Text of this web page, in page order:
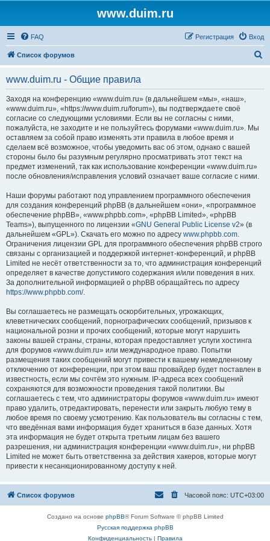
www.duim.ru
FAQ Вход
Регистрация
Список форумов
www.duim.ru - Общие правила
Заходя на конференцию «www.duim.ru» (в дальнейшем «мы», «наш»,
«www.duim.ru», «https://www.duim.ru/forum»), вы подтверждаете своё
согласие со следующими условиями. Если вы не согласны с ними,
пожалуйста, не заходите и не пользуйтесь форумами «www.duim.ru». Мы
оставляем за собой право изменять эти правила в любое время и
сделаем всё возможное, чтобы уведомить вас об этом, однако с вашей
стороны было бы разумным регулярно просматривать этот текст на
предмет изменений, так как использование конференции «www.duim.ru»
после обновления/исправления условий означает ваше согласие с ними.
Наши форумы работают под управлением программного обеспечения
для создания конференций phpBB (в дальнейшем «они», «программное
обеспечение phpBB», «www.phpbb.com», «phpBB Limited», «phpBB
Teams»), выпущенного по лицензии «GNU General Public License v2» (в
дальнейшем «GPL»). Скачать его можно по адресу www.phpbb.com.
Ограничения лицензии GPL для программного обеспечения phpBB строго
связаны с организацией и поддержкой интернет-конференций, и phpBB
Limited не несёт ответственности за то, что администрация конференций
определяет в качестве допустимого содержания и/или поведения в них.
За дополнительной информацией о phpBB обращайтесь по адресу
https://www.phpbb.com/.
Вы соглашаетесь не размещать оскорбительных, угрожающих,
клеветнических сообщений, порнографических сообщений, призывов к
национальной розни и прочих сообщений, которые могут нарушить
законы вашей страны, страны, которая предоставляет услуги хостинга
для форумов «www.duim.ru» или международное право. Попытки
размещения таких сообщений могут привести к вашему немедленному
отключению от конференции, при этом ваш провайдер будет поставлен в
известность, если мы сочтём это нужным. IP-адреса всех сообщений
сохраняются для возможности проведения такой политики. Вы
соглашаетесь с тем, что администраторы форумов «www.duim.ru» имеют
право удалить, отредактировать, перенести или закрыть любую тему в
любое время по своему усмотрению. Как пользователь вы согласны с тем,
что введённая вами информация будет храниться в базе данных. Хотя
эта информация не будет открыта третьим лицам без вашего
разрешения, ни администрация конференции «www.duim.ru», ни phpBB
Limited не может быть ответственна за действия хакеров, которые могут
привести к несанкционированному доступу к ней.
Список форумов Часовой пояс: UTC+03:00
Создано на основе phpBB® Forum Software © phpBB Limited
Русская поддержка phpBB
Конфиденциальность| Правила